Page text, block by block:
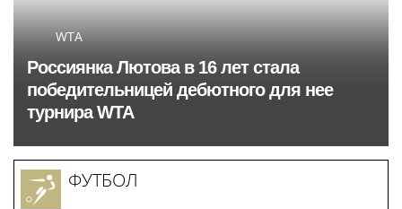
WTA
Россиянка Лютова в 16 лет стала
победительницей дебютного для нее
турнира WTA
ФУТБОЛ